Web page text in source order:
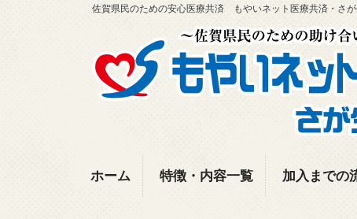
佐賀県民のための安心医療共済 もやいネット医療共済・さ
ホーム 特徴・内容一覧 加入までの